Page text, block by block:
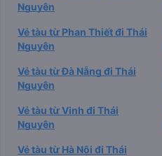
Nguyên
Vé tàu từ Phan Thiết đi Thái
Nguyên
Vé tàu từ Đà Nẵng đi Thái
Nguyên
Vé tàu từ Vinh đi Thái
Nguyên
Vé tàu từ Hà Nội đi Thái